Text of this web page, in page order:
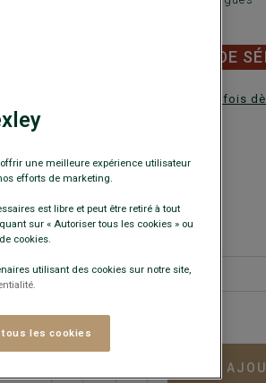
FINS DE
Payez en plusieurs fois
une meilleure expérience utilisateur
efforts de marketing.
est libre et peut être retiré à tout
sur « Autoriser tous les cookies » ou
cookies.
utilisant des cookies sur notre site,
les cookies